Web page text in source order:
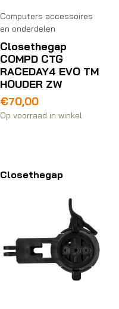
Computers accessoires
en onderdelen
Closethegap
COMPD CTG
RACEDAY4 EVO TM
HOUDER ZW
€70,00
Op voorraad in winkel
Closethegap